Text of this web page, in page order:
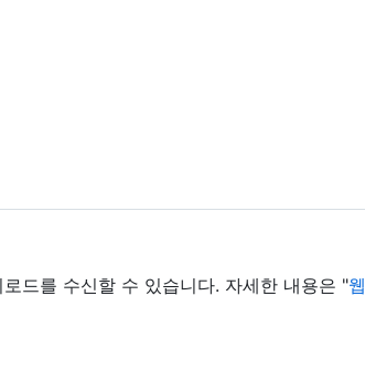
로드를 수신할 수 있습니다. 자세한 내용은 "